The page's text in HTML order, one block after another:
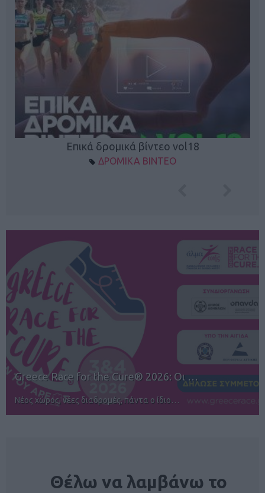
Επικά δρομικά βίντεο vol18
ΔΡΟΜΙΚΑ ΒΙΝΤΕΟ
12ος TUI Rhodes Marathon: Άνοιγμα ε…
Αγώνες για όλους στην Ρόδο
Θέλω να λαμβάνω το